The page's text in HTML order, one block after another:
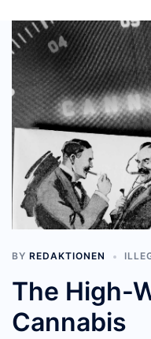
BY REDAKTIONEN
The High-
Cannabis